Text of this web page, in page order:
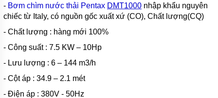
MÁY
BƠM
CHÌM
HÚT BÙN
NƯỚC
THẢI
TSURUMI
MÁY
CHÌM
- Bơm chìm nước thải Pentax DMT1000 nhập khẩu nguyên
chiếc từ Italy, có nguồn gốc xuất xứ (CO), Chất lượng(CQ)
- Chất lượng : hàng mới 100%
- Công suất : 7.5 KW – 10Hp
- Lưu lượng : 6 – 144 m3/h
- Cột áp : 34.9 – 2.1 mét
- Điện áp : 380V - 50Hz